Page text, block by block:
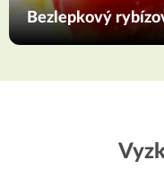
Bezlepkový